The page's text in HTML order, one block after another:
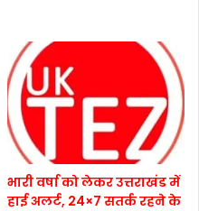
भारी वर्षा को लेकर उत्तराखंड में
हाई अलर्ट, 24×7 सतर्क रहने के